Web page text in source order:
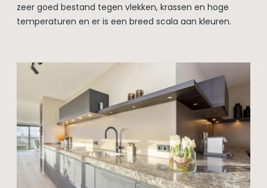
zeer goed bestand tegen vlekken, krassen en hoge
temperaturen en er is een breed scala aan kleuren.